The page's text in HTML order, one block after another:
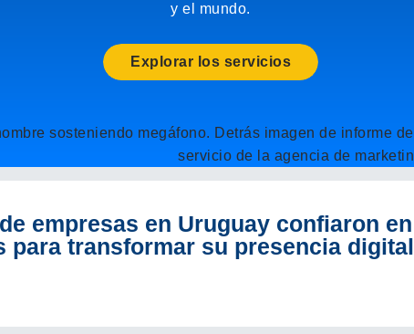
y el mundo.
Explorar los servicios
empresas en Uruguay confiaron en
para transformar su presencia digital